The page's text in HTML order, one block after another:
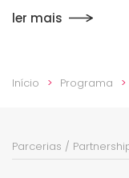
ler mais
Início Programa
Parcerias /